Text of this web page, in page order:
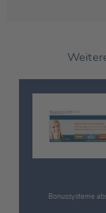
Bonussysteme